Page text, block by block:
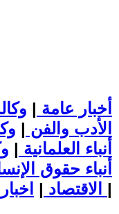
أخبار عامة |
الأدب والفن |
أنباء العلمانية |
أنباء حقوق
الاقتصاد | |